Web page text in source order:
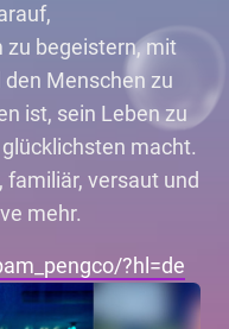
zu begeistern, mit
Menschen zu
ist, sein Leben zu
macht.
familiär, versaut und
mehr.
?hl=de